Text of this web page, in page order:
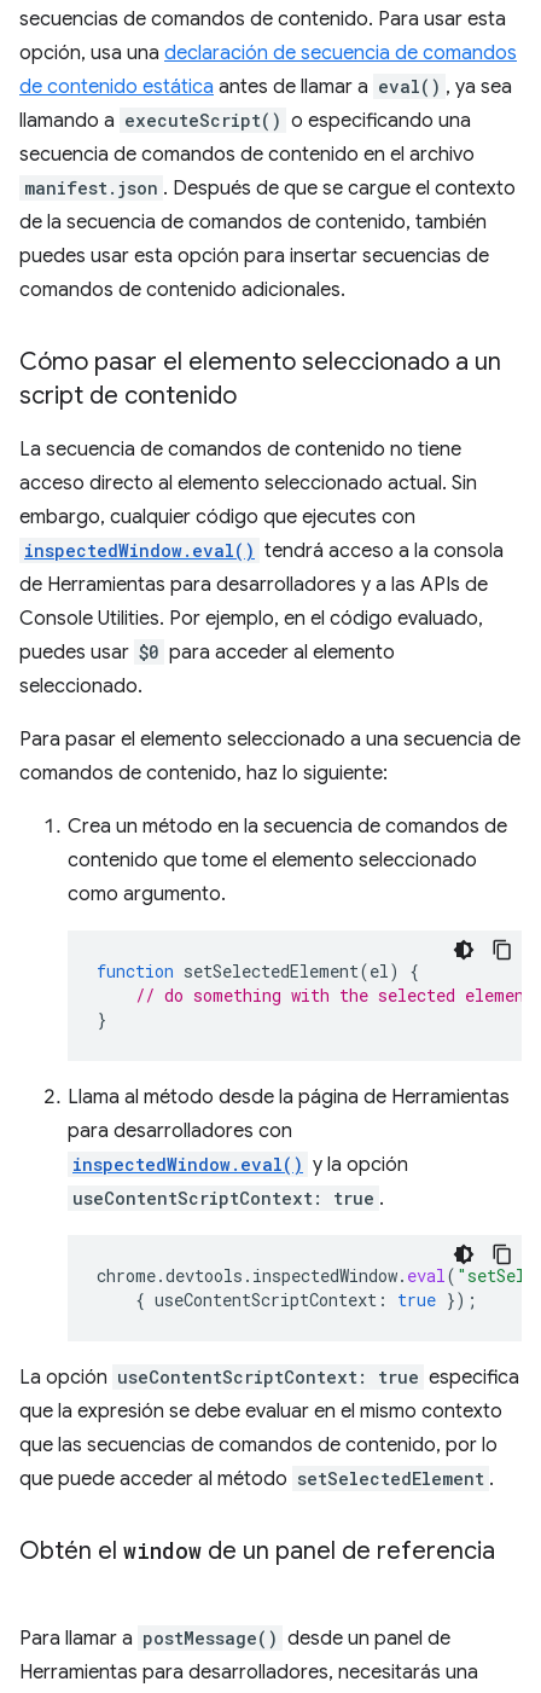
secuencias de comandos de contenido. Para usar esta
opción, usa una declaración de secuencia de comandos
de contenido estática antes de llamar a eval() , ya sea
llamando a executeScript() o especificando una
secuencia de comandos de contenido en el archivo
manifest.json . Después de que se cargue el contexto
de la secuencia de comandos de contenido, también
puedes usar esta opción para insertar secuencias de
comandos de contenido adicionales.
Cómo pasar el elemento seleccionado a un
script de contenido
La secuencia de comandos de contenido no tiene
acceso directo al elemento seleccionado actual. Sin
embargo, cualquier código que ejecutes con
inspectedWindow.eval() tendrá acceso a la consola
de Herramientas para desarrolladores y a las APIs de
Console Utilities. Por ejemplo, en el código evaluado,
puedes usar $0 para acceder al elemento
seleccionado.
Para pasar el elemento seleccionado a una secuencia de
comandos de contenido, haz lo siguiente:
Crea un método en la secuencia de comandos de
contenido que tome el elemento seleccionado
como argumento.
function setSelectedElement(el)
{
// do something with the selected element
}
Llama al método desde la página de Herramientas
para desarrolladores con
inspectedWindow.eval() y la opción
useContentScriptContext: true .
chrome.devtools . inspectedWindow. eval(
{ useContentScriptContext : true });
La opción useContentScriptContext: true especifica
que la expresión se debe evaluar en el mismo contexto
que las secuencias de comandos de contenido, por lo
que puede acceder al método setSelectedElement .
Obtén el window de un panel de referencia
Para llamar a postMessage() desde un panel de
Herramientas para desarrolladores, necesitarás una